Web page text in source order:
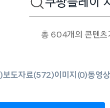
검색어
총 604개의 콘텐츠
)보도자료(572)이미지(0)동영